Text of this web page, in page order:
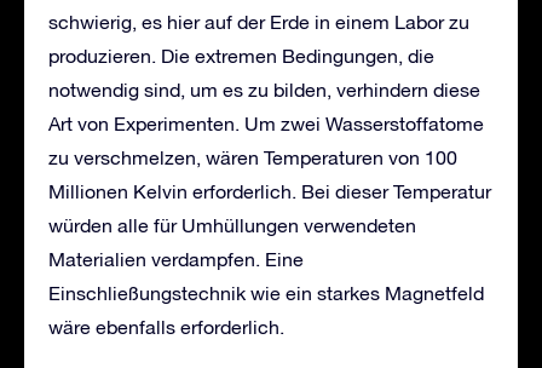
schwierig, es hier auf der Erde in einem Labor zu
produzieren. Die extremen Bedingungen, die
notwendig sind, um es zu bilden, verhindern diese
Art von Experimenten. Um zwei Wasserstoffatome
zu verschmelzen, wären Temperaturen von 100
Millionen Kelvin erforderlich. Bei dieser Temperatur
würden alle für Umhüllungen verwendeten
Materialien verdampfen. Eine
Einschließungstechnik wie ein starkes Magnetfeld
wäre ebenfalls erforderlich.